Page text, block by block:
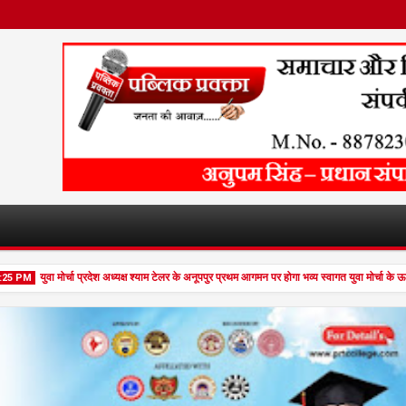
युवा मोर्चा प्रदेश अध्यक्ष श्याम टेलर के अनूपपुर प्रथम आगमन पर होगा भव्य स्वागत युवा मोर्चा के